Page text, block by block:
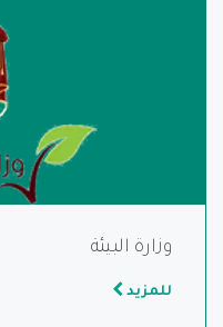
وزارة البيئة
للمزيد